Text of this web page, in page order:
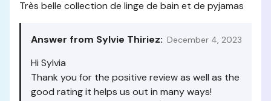
Très belle collection de linge de bain et de pyjamas
Answer from Sylvie Thiriez: December 4, 2023
Hi Sylvia
Thank you for the positive review as well as the
good rating it helps us out in many ways!